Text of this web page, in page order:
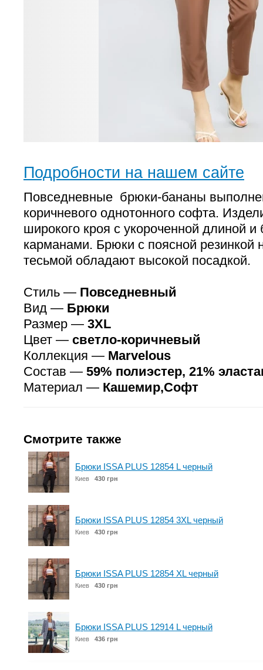
Подробности на нашем сайте
Повседневные брюки-бананы
коричневого однотонного софта.
широкого кроя с укороченной длиной
карманами. Брюки с поясной резинкой
тесьмой обладают высокой посадкой.
Стиль — Повседневный
Вид — Брюки
Размер — 3XL
Цвет — светло-коричневый
Коллекция — Marvelous
Состав — 59% полиэстер, 21%
Материал — Кашемир,Софт
Смотрите также
Брюки ISSA PLUS 12854 L черный
Киев 430 грн
Брюки ISSA PLUS 12854 3XL черный
Киев 430 грн
Брюки ISSA PLUS 12854 XL черный
Киев 430 грн
Брюки ISSA PLUS 12914 L черный
Киев 436 грн